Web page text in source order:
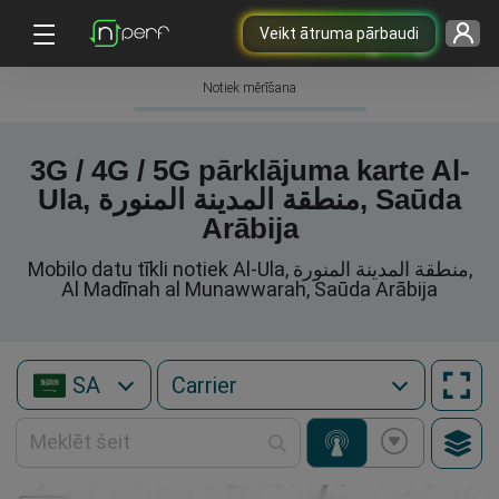
Veikt ātruma pārbaudi
Notiek mērīšana
3G / 4G / 5G pārklājuma karte Al-
Ula, منطقة المدينة المنورة, Saūda
Arābija
Mobilo datu tīkli notiek Al-Ula, منطقة المدينة المنورة,
Al Madīnah al Munawwarah, Saūda Arābija
SA